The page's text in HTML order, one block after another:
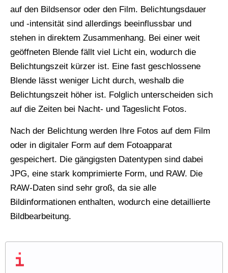
auf den Bildsensor oder den Film. Belichtungsdauer
und -intensität sind allerdings beeinflussbar und
stehen in direktem Zusammenhang. Bei einer weit
geöffneten Blende fällt viel Licht ein, wodurch die
Belichtungszeit kürzer ist. Eine fast geschlossene
Blende lässt weniger Licht durch, weshalb die
Belichtungszeit höher ist. Folglich unterscheiden sich
auf die Zeiten bei Nacht- und Tageslicht Fotos.
Nach der Belichtung werden Ihre Fotos auf dem Film
oder in digitaler Form auf dem Fotoapparat
gespeichert. Die gängigsten Datentypen sind dabei
JPG, eine stark komprimierte Form, und RAW. Die
RAW-Daten sind sehr groß, da sie alle
Bildinformationen enthalten, wodurch eine detaillierte
Bildbearbeitung.